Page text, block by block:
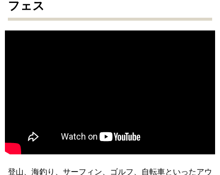
フェス
登山、海釣り、サーフィン、ゴルフ、自転車といったアウ